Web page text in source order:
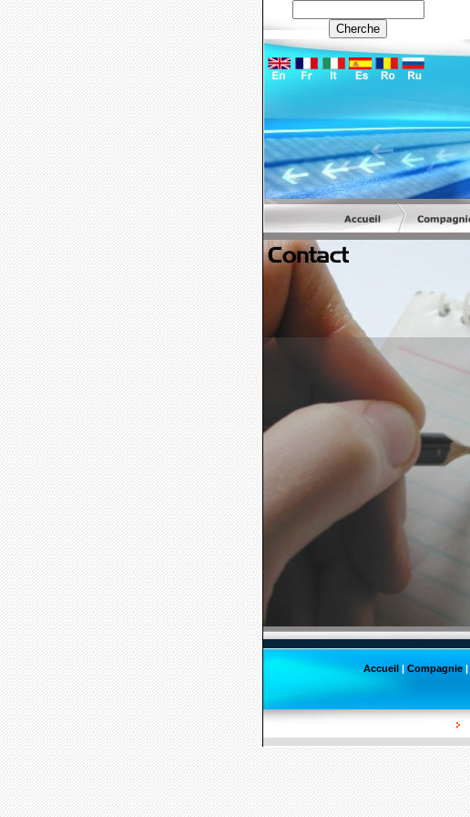
Accueil | Compagnie |